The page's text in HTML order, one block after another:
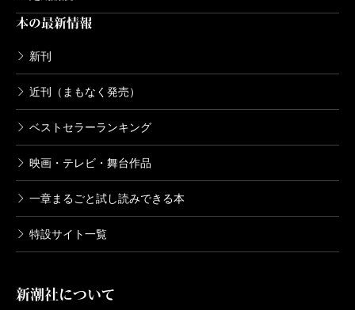
本の最新情報
新刊
近刊（まもなく発売）
ベストセラーランキング
映画・テレビ・舞台作品
一章まるごと試し読みできる本
特設サイト一覧
新潮社について